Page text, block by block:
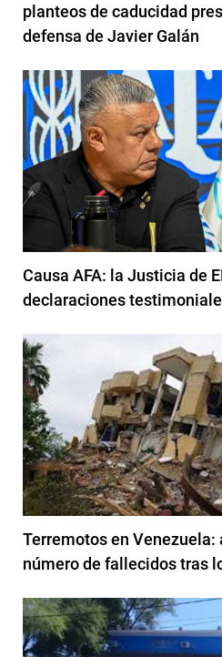
planteos de caducidad
defensa de Javier Galán
Causa AFA: la Justicia de
declaraciones
Terremotos en Venezuela:
número de fallecidos tras